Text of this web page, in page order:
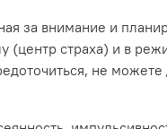
за внимание и
(центр страха) и в
не можете